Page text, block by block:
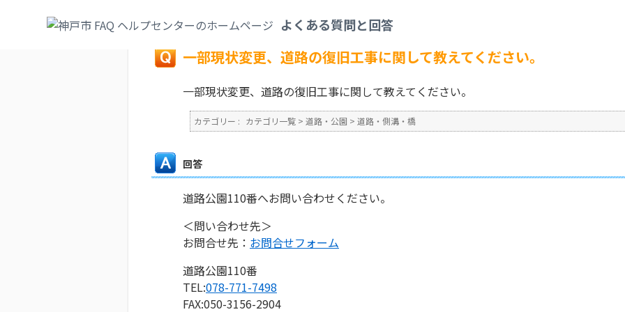
よくある質問と回答
戻る
一部現状変更、道路の復旧工事に関して教えてください。
一部現状変更、道路の復旧工事に関して教えてください。
カテゴリー : カテゴリ一覧 > 道路・公園 > 道路・側溝・橋
回答
道路公園110番へお問い合わせください。
＜問い合わせ先＞
お問合せ先： お問合せフォーム
道路公園110番
TEL:078-771-7498
FAX:050-3156-2904